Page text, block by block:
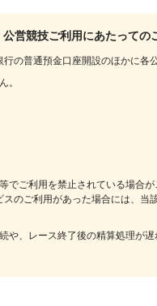
公営競技ご利用にあたっての
の普通預金口座開設のほかに各
。
ご利用を禁止されている場合が
のご利用があった場合には、
、レース終了後の精算処理が遅